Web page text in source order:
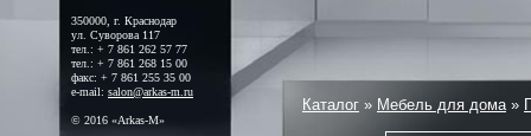
350000, г. Краснодар
ул. Суворова 117
тел.: + 7 861 262 57 77
тел.: + 7 861 268 15 00
факс: + 7 861 255 35 00
e-mail: salon@arkas-m.ru
© 2016 «Arkas-M»
Каталог » Мебель для дома»